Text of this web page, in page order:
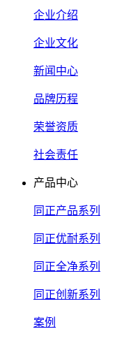
企业介绍
企业文化
新闻中心
品牌历程
荣誉资质
社会责任
产品中心
同正产品系列
同正优耐系列
同正全净系列
同正创新系列
案例